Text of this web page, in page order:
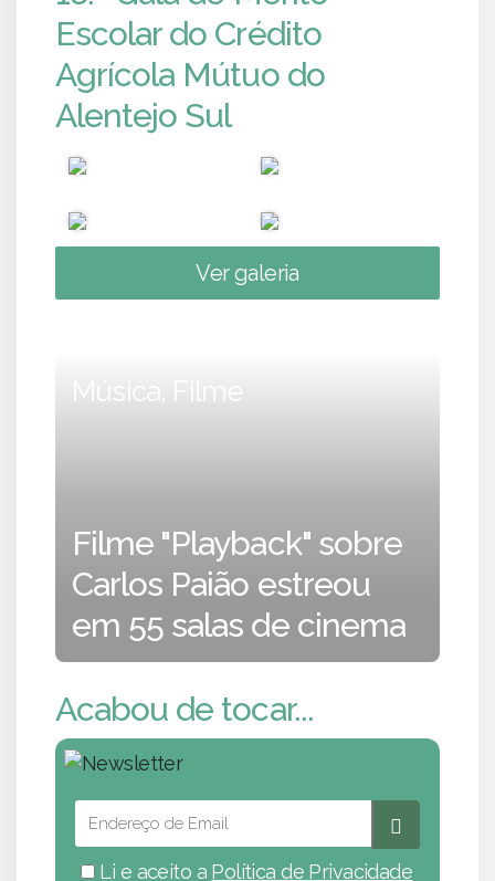
Escolar do Crédito
Agrícola Mútuo do
Alentejo Sul
Ver galeria
Música, Filme
Filme "Playback" sobre
Carlos Paião estreou
em 55 salas de cinema
Acabou de tocar...
Li e aceito a Política de Privacidade